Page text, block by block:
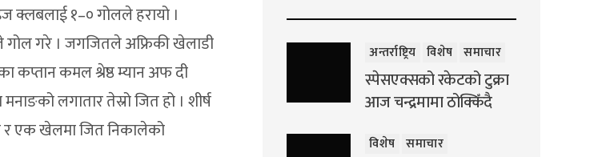
क्लबलाई १–० गोलले हरायो ।
गोल गरे । जगजितले अफ्रिकी खेलाडी
कप्तान कमल श्रेष्ठ म्यान अफ दी
लगातार तेस्रो जित हो । शीर्ष
र एक खेलमा जित निकालेको
अन्तर्राष्ट्रिय विशेष समाचार
स्पेसएक्सको रकेटको टुक्रा
आज चन्द्रमामा ठोक्किँदै
विशेष समाचार